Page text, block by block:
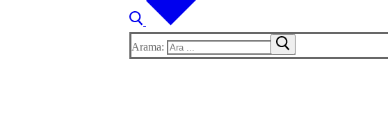
Arama: